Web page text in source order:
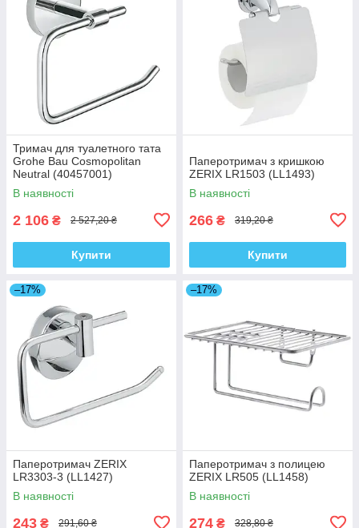
Тримач для туалетного тата
Grohe Bau Cosmopolitan
Neutral (40457001)
В наявності
2 106 ₴ 2 527,20 ₴
Купити
Паперотримач з кришкою
ZERIX LR1503 (LL1493)
В наявності
266 ₴ 319,20 ₴
Купити
–17%
Паперотримач ZERIX
LR3303-3 (LL1427)
В наявності
243 ₴ 291,60 ₴
–17%
Паперотримач з полицею
ZERIX LR505 (LL1458)
В наявності
274 ₴ 328,80 ₴